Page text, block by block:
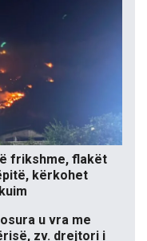
frikshme, flakët
kërkohet
u vra me
zv. drejtori i